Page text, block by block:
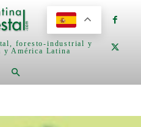
foresto-industrial y
y América Latina